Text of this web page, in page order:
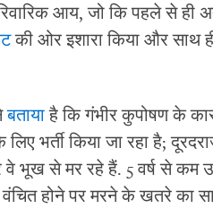
आय, जो कि पहले से ही
की ओर इशारा किया और साथ
बतायाहै कि गंभीर कुपोषण के
भर्ती किया जा रहा है;
वे भूख से मर रहे हैं. 5 वर्ष से
होने पर मरने के खतरे का